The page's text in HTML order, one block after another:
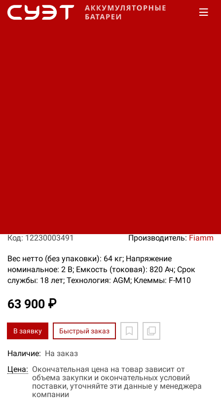
Код: 12230003491 Производитель: Fiamm
Вес нетто (без упаковки): 64 кг; Напряжение
номинальное: 2 В; Емкость (токовая): 820 Ач; Срок
службы: 18 лет; Технология: AGM; Клеммы: F-M10
63 900 ₽
В заявку Быстрый заказ
Наличие: На заказ
Цена: Окончательная цена на товар зависит от
объема закупки и окончательных условий
поставки, уточняйте эти данные у менеджера
компании